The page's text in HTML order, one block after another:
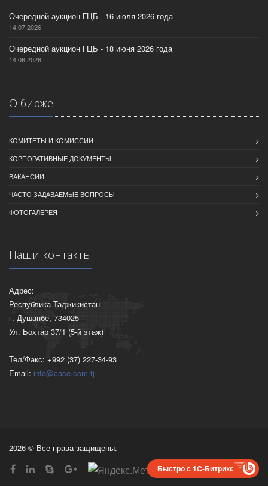
Очередной аукцион ГЦБ - 16 июля 2026 года
14.07.2026
Очередной аукцион ГЦБ - 18 июня 2026 года
14.06.2026
О бирже
КОМИТЕТЫ И КОМИССИИ
КОРПОРАТИВНЫЕ ДОКУМЕНТЫ
ВАКАНСИИ
ЧАСТО ЗАДАВАЕМЫЕ ВОПРОСЫ
ФОТОГАЛЕРЕЯ
Наши контакты
Адрес:
Республика Таджикистан
г. Душанбе, 734025
Ул. Бохтар 37/1 (5-й этаж)
Тел/Факс: +992 (37) 227-34-93
Email: info@case.com.tj
2026 © Все права защищены.
Быстро с 1С-Битрикс